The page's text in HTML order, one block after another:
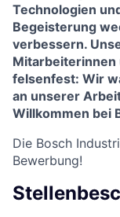
Technologien
Begeisterung
verbessern.
Mitarbeiterinnen
felsenfest: Wir
an unserer
Willkommen bei
Die Bosch
Bewerbung!